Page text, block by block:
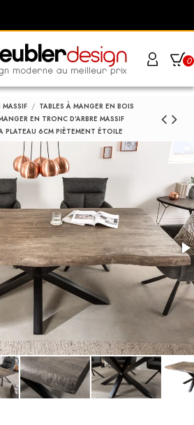
0
MASSIF
TABLES À MANGER EN BOIS
EN TRONC D'ARBRE MASSIF
PLATEAU 6CM PIÈTEMENT ÉTOILE